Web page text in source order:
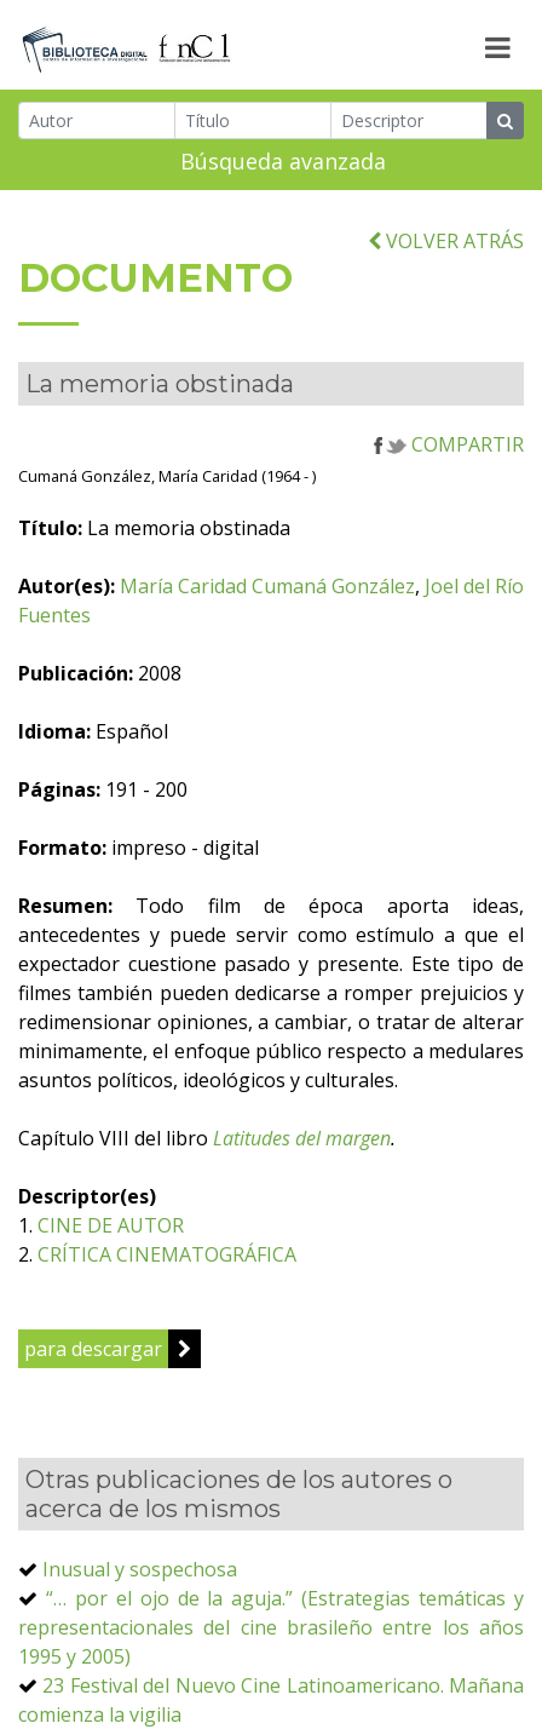
Búsqueda avanzada
VOLVER ATRÁS
DOCUMENTO
La memoria obstinada
COMPARTIR
Cumaná González, María Caridad (1964 - )
Título: La memoria obstinada
Autor(es): María Caridad Cumaná González, Joel del Río
Fuentes
Publicación: 2008
Idioma: Español
Páginas: 191 - 200
Formato: impreso - digital
Resumen: Todo film de época aporta ideas,
antecedentes y puede servir como estímulo a que el
expectador cuestione pasado y presente. Este tipo de
filmes también pueden dedicarse a romper prejuicios y
redimensionar opiniones, a cambiar, o tratar de alterar
minimamente, el enfoque público respecto a medulares
asuntos políticos, ideológicos y culturales.
Capítulo VIII del libro Latitudes del margen.
Descriptor(es)
1. CINE DE AUTOR
2. CRÍTICA CINEMATOGRÁFICA
para descargar
Otras publicaciones de los autores o
acerca de los mismos
Inusual y sospechosa
“… por el ojo de la aguja.” (Estrategias temáticas y
representacionales del cine brasileño entre los años
1995 y 2005)
23 Festival del Nuevo Cine Latinoamericano. Mañana
comienza la vigilia